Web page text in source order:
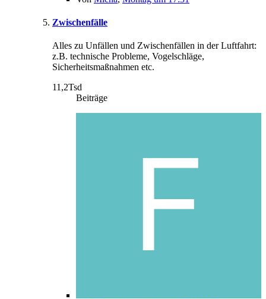
Zwischenfälle
Alles zu Unfällen und Zwischenfällen in der Luftfahrt:
z.B. technische Probleme, Vogelschläge,
Sicherheitsmaßnahmen etc.
11,2Tsd
Beiträge